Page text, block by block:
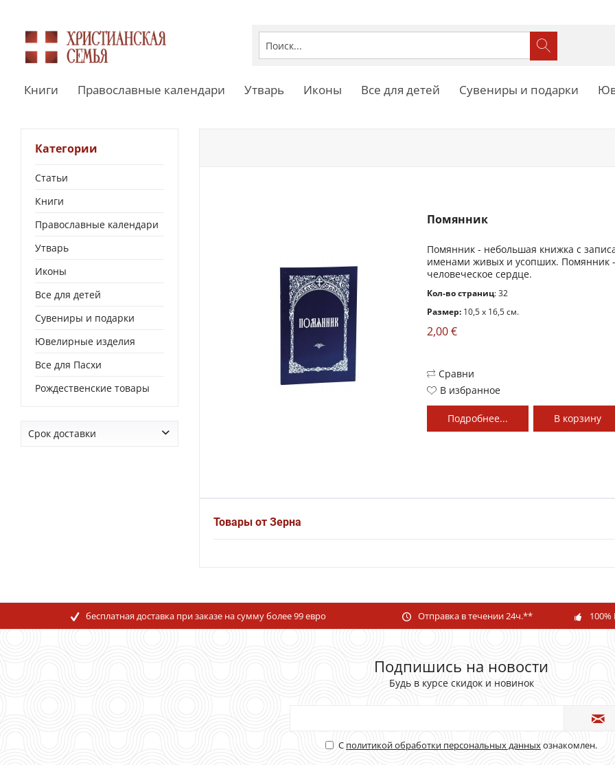
Книги Православные календари Утварь Иконы Все для детей Сувениры и подарки
Категории
Статьи
Книги
Православные календари
Утварь
Иконы
Все для детей
Сувениры и подарки
Ювелирные изделия
Все для Пасхи
Рождественские товары
Срок доставки
Помянник
Помянник - небольшая книжка с
именами живых и усопших. Помянник -
человеческое сердце.
Кол-во страниц: 32
Размер: 10,5 x 16,5 см.
2,00 €
Сравни
В избранное
Подробнее... В корзину
Товары от Зерна
бесплатная доставка при заказе на сумму более 99 евро Отправка в течении 24ч.**
Подпишись на новости
Будь в курсе скидок и новинок
С политикой обработки персональных данныхознакомлен.